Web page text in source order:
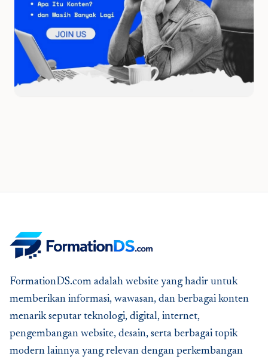
FormationDS.com adalah website yang hadir untuk
memberikan informasi, wawasan, dan berbagai konten
menarik seputar teknologi, digital, internet,
pengembangan website, desain, serta berbagai topik
modern lainnya yang relevan dengan perkembangan